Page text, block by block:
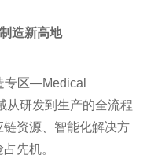
造新高地
专区—Medical
从研发到生产的全流程
资源、智能化解决方
先机。